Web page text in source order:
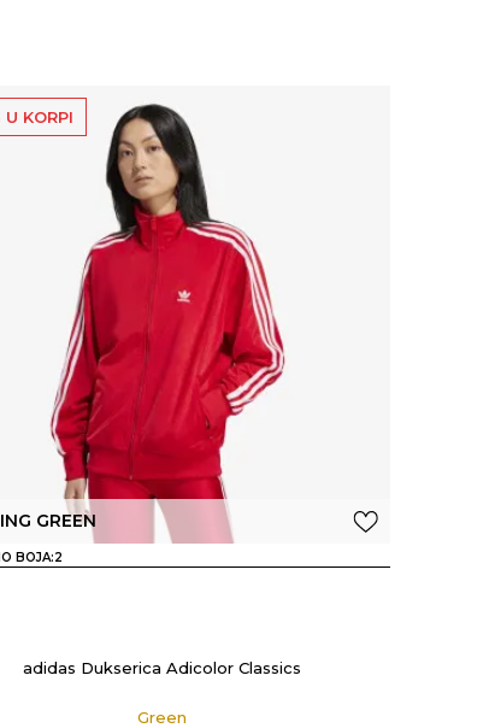
KORPI
GREEN
BOJA:2
adidas Dukserica Adicolor Classics
Green